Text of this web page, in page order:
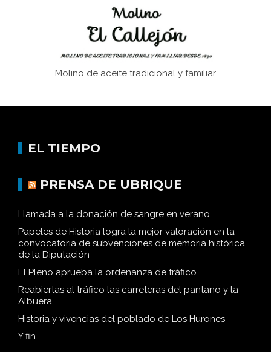
Molino de aceite tradicional y familiar
EL TIEMPO
PRENSA DE UBRIQUE
Llamada a la donación de sangre en verano
Papeles de Historia logra la mejor valoración en la
convocatoria de subvenciones de memoria histórica
de la Diputación
El Pleno aprueba la ordenanza de tráfico
Reabiertas al tráfico las carreteras del pantano y la
Albuera
Historia y vivencias del poblado de Los Hurones
Y fin